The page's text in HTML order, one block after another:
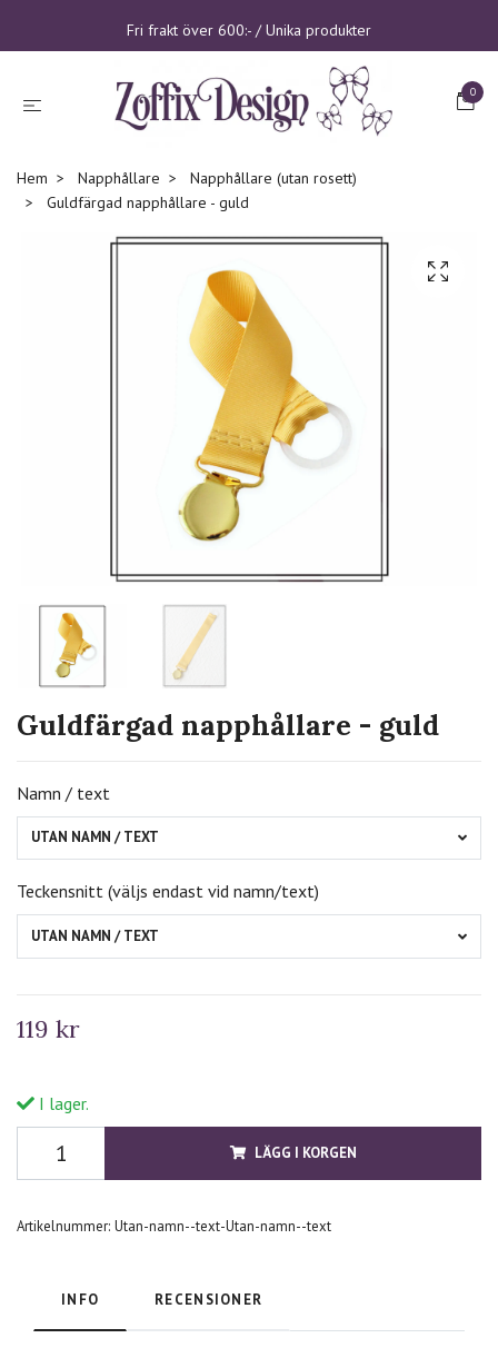
Fri frakt över 600:- / Unika produkter
0
Hem Napphållare
Napphållare (utan rosett)
Guldfärgad napphållare - guld
Guldfärgad napphållare - guld
Namn / text
UTAN NAMN / TEXT
Teckensnitt (väljs endast vid namn/text)
UTAN NAMN / TEXT
119 kr
I lager.
LÄGG I KORGEN
Artikelnummer: Utan-namn--text-Utan-namn--text
INFO RECENSIONER